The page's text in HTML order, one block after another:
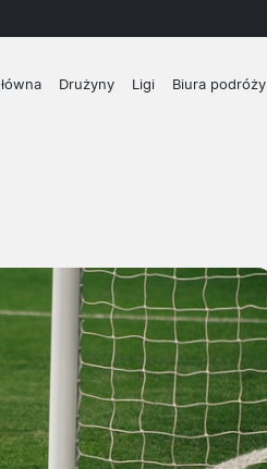
Drużyny Ligi Biura podróży